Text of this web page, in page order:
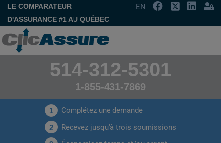
LE COMPARATEUR
D'ASSURANCE #1 AU QUÉBEC
EN
514-312-5301
1-855-431-7869
1 Complétez une demande
2 Recevez jusqu'à trois soumissions